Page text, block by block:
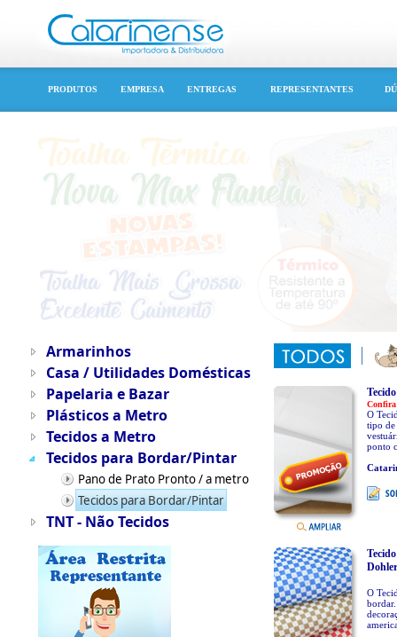
PRODUTOS EMPRESA ENTREGAS REPRESENTANTES
Armarinhos
Casa / Utilidades Domésticas
Papelaria e Bazar
Plásticos a Metro
Tecidos a Metro
Tecidos para Bordar/Pintar
Pano de Prato Pronto / a metro
Tecidos para Bordar/Pintar
TNT - Não Tecidos
O
tipo de
ponto
Dohler
O